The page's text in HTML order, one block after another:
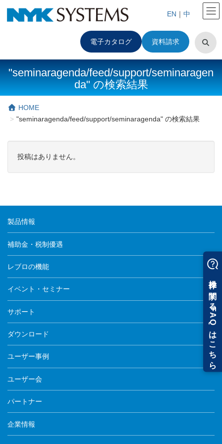
EN ｜ 中
電子カタログ 資料請求
"seminaragenda/feed/support/seminaragen
da" の検索結果
HOME
"seminaragenda/feed/support/seminaragenda" の検索結果
投稿はありません。
製品情報
補助金・税制優遇
レブロの機能
イベント・セミナー
サポート
ダウンロード
ユーザー事例
ユーザー会
パートナー
企業情報